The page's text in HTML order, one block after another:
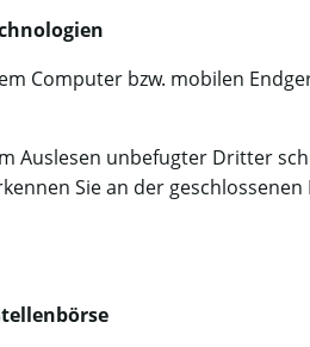
Computer bzw. mobilen
Auslesen unbefugter Dritter
Sie an der